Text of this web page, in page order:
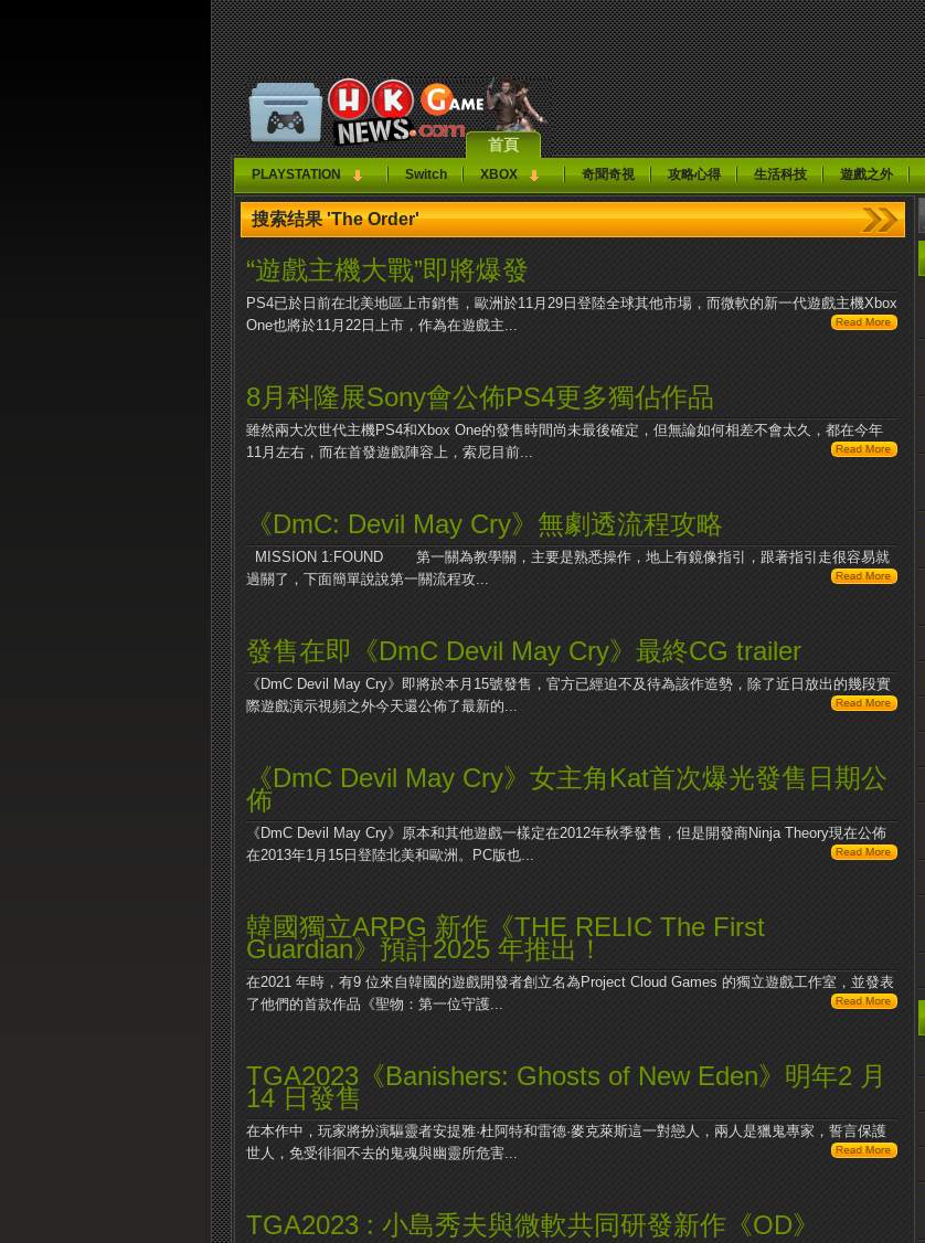
首頁
PLAYSTATION Switch XBOX 奇聞奇視 攻略心得 生活科技 遊戲之外
搜索结果 'The Order'
“遊戲主機大戰”即將爆發
PS4已於日前在北美地區上市銷售，歐洲於11月29日登陸全球其他市場，而微軟的新一代遊戲主機Xbox
One也將於11月22日上市，作為在遊戲主...
8月科隆展Sony會公佈PS4更多獨佔作品
雖然兩大次世代主機PS4和Xbox One的發售時間尚未最後確定，但無論如何相差不會太久，都在今年
11月左右，而在首發遊戲陣容上，索尼目前...
《DmC: Devil May Cry》無劇透流程攻略
MISSION 1:FOUND 第一關為教學關，主要是熟悉操作，地上有鏡像指引，跟著指引走很容易就
過關了，下面簡單說說第一關流程攻...
發售在即《DmC Devil May Cry》最終CG trailer
《DmC Devil May Cry》即將於本月15號發售，官方已經迫不及待為該作造勢，除了近日放出的幾段實
際遊戲演示視頻之外今天還公佈了最新的...
《DmC Devil May Cry》女主角Kat首次爆光發售日期公
佈
《DmC Devil May Cry》原本和其他遊戲一樣定在2012年秋季發售，但是開發商Ninja Theory現在公佈
在2013年1月15日登陸北美和歐洲。PC版也...
韓國獨立ARPG 新作《THE RELIC The First
Guardian》預計2025 年推出！
在2021 年時，有9 位來自韓國的遊戲開發者創立名為Project Cloud Games 的獨立遊戲工作室，並發表
了他們的首款作品《聖物：第一位守護...
TGA2023《Banishers: Ghosts of New Eden》明年2 月
14 日發售
在本作中，玩家將扮演驅靈者安提雅·杜阿特和雷德·麥克萊斯這一對戀人，兩人是獵鬼專家，誓言保護
世人，免受徘徊不去的鬼魂與幽靈所危害...
TGA2023 : 小島秀夫與微軟共同研發新作《OD》